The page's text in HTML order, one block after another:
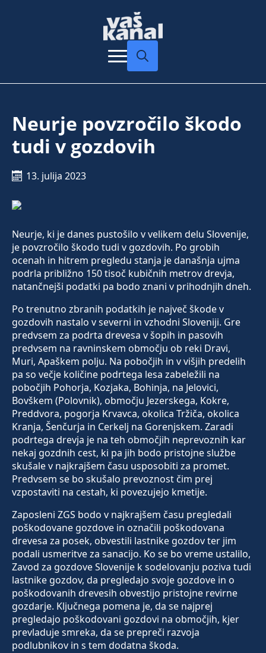
Neurje povzročilo škodo
tudi v gozdovih
13. julija 2023
Neurje, ki je danes pustošilo v velikem delu Slovenije,
je povzročilo škodo tudi v gozdovih. Po grobih
ocenah in hitrem pregledu stanja je današnja ujma
podrla približno 150 tisoč kubičnih metrov drevja,
natančnejši podatki pa bodo znani v prihodnjih dneh.
Po trenutno zbranih podatkih je največ škode v
gozdovih nastalo v severni in vzhodni Sloveniji. Gre
predvsem za podrta drevesa v šopih in pasovih
predvsem na ravninskem območju ob reki Dravi,
Muri, Apaškem polju. Na pobočjih in v višjih predelih
pa so večje količine podrtega lesa zabeležili na
pobočjih Pohorja, Kozjaka, Bohinja, na Jelovici,
Bovškem (Polovnik), območju Jezerskega, Kokre,
Preddvora, pogorja Krvavca, okolica Tržiča, okolica
Kranja, Šenčurja in Cerkelj na Gorenjskem. Zaradi
podrtega drevja je na teh območjih neprevoznih kar
nekaj gozdnih cest, ki pa jih bodo pristojne službe
skušale v najkrajšem času usposobiti za promet.
Predvsem se bo skušalo prevoznost čim prej
vzpostaviti na cestah, ki povezujejo kmetije.
Zaposleni ZGS bodo v najkrajšem času pregledali
poškodovane gozdove in označili poškodovana
drevesa za posek, obvestili lastnike gozdov ter jim
podali usmeritve za sanacijo. Ko se bo vreme ustalilo,
Zavod za gozdove Slovenije k sodelovanju poziva tudi
lastnike gozdov, da pregledajo svoje gozdove in o
poškodovanih drevesih obvestijo pristojne revirne
gozdarje. Ključnega pomena je, da se najprej
pregledajo poškodovani gozdovi na območjih, kjer
prevladuje smreka, da se prepreči razvoja
podlubnikov in s tem dodatna škoda.